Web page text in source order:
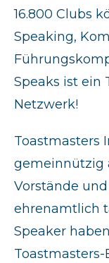
16.800 Clubs
Speaking,
Speaks ist ein
Netzwerk!
Toastmasters
gemeinnützig
Vorstände
ehrenamtlich
Speaker